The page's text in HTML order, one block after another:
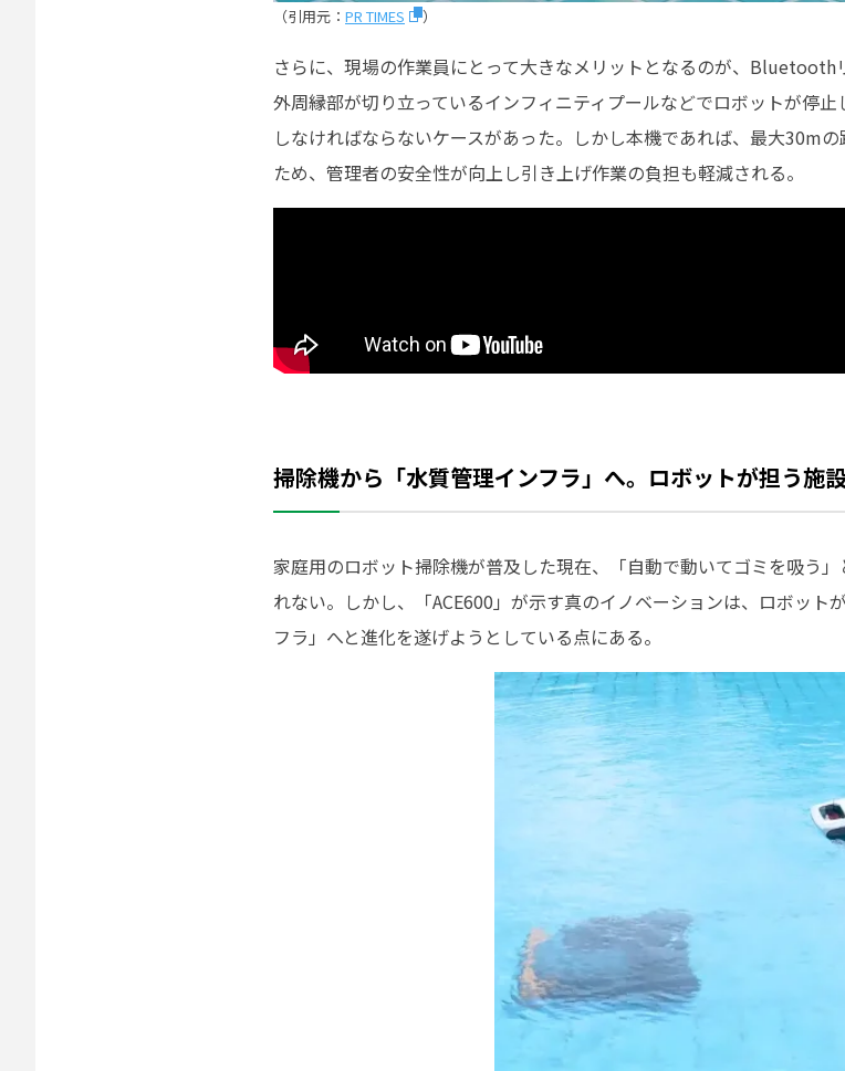
（引用元： PR TIMES ）
さらに、現場の作業員にとって大きなメリットとなるのが、Bluetooth
外周縁部が切り立っているインフィニティプールなどでロボットが停
しなければならないケースがあった。しかし本機であれば、最大30m
ため、管理者の安全性が向上し引き上げ作業の負担も軽減される。
掃除機から「水質管理インフラ」へ。ロボットが担う施
家庭用のロボット掃除機が普及した現在、「自動で動いてゴミを吸う
れない。しかし、「ACE600」が示す真のイノベーションは、ロボット
フラ」へと進化を遂げようとしている点にある。